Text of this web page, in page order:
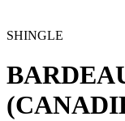
SHINGLE